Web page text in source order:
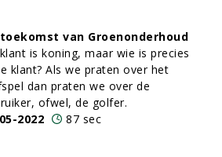
van Groenonderhoud
is koning, maar wie is precies
klant? Als we praten over het
dan praten we over de
ofwel, de golfer.
2022
87 sec